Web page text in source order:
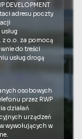
DEVELOPMENT
adresu poczty
z o.o. za pomocą
do treści
usług drogą
osobowych
przez RWP
działań
urządzeń
wywołujących w